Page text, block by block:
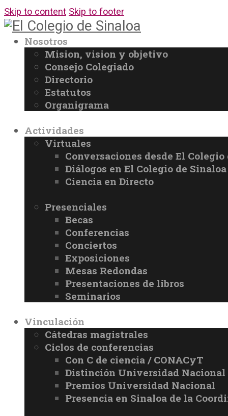
Skip to content Skip to footer
Nosotros
Mision, vision y objetivo
Consejo Colegiado
Directorio
Estatutos
Organigrama
Actividades
Virtuales
Conversaciones desde El
Diálogos en El Colegio de Sinaloa
Ciencia en Directo
Presenciales
Becas
Conferencias
Conciertos
Exposiciones
Mesas Redondas
Presentaciones de libros
Seminarios
Vinculación
Cátedras magistrales
Ciclos de conferencias
Con C de ciencia / CONACyT
Distinción Universidad Nacional
Premios Universidad Nacional
Presencia en Sinaloa de la